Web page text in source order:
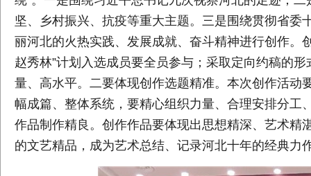
坚、乡村振兴、抗疫等重大主题。三是围绕贯彻省
丽河北的火热实践、发展成就、奋斗精神进行创作。
赵秀林”计划入选成员要全员参与；采取定向约稿的
量、高水平。二要体现创作选题精准。本次创作活
幅成篇、整体系统，要精心组织力量、合理安排分
作品制作精良。创作作品要体现出思想精深、艺术
的文艺精品，成为艺术总结、记录河北十年的经典力